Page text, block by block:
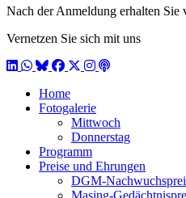
Nach der Anmeldung erhalten
Vernetzen Sie sich mit uns
LinkedIn
WhatsApp
BlueSky
Facebook
X / Twitter
Instagram
Podcast
Home
Fotogalerie
Mittwoch
Donnerstag
Programm
Preise und Ehrungen
DGM-